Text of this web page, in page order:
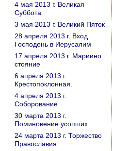
4 мая 2013 г. Великая
Суббота
3 мая 2013 г. Великий Пяток
28 апреля 2013 г. Вход
Господень в Иерусалим
17 апреля 2013 г. Мариино
стояние
6 апреля 2013 г.
Крестопоклонная.
4 апреля 2013 г.
Соборование
30 марта 2013 г.
Поминовение усопших
24 марта 2013 г. Торжество
Православия